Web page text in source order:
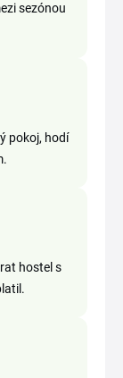
sezónou
pokoj, hodí
hostel s